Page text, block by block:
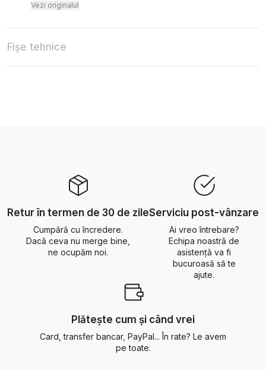
Vezi originalul
Fișe tehnice
Retur în termen de 30 de zile
Cumpără cu încredere.
Dacă ceva nu merge bine,
ne ocupăm noi.
Serviciu post-vânzare
Ai vreo întrebare?
Echipa noastră de
asistență va fi
bucuroasă să te
ajute.
Plătește cum și când vrei
Card, transfer bancar, PayPal... În rate? Le avem
pe toate.